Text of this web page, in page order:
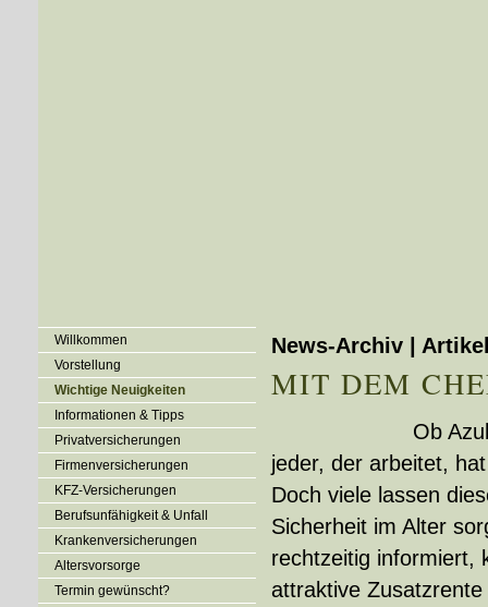
Willkommen
Vorstellung
Wichtige Neuigkeiten
Informationen & Tipps
Privatversicherungen
Firmenversicherungen
KFZ-Versicherungen
Berufsunfähigkeit & Unfall
Kranken­ver­si­che­rungen
Alters­vorsorge
Termin gewünscht?
News-Archiv |
MIT DEM
Ob
jeder, der arbeitet,
Doch viele lassen
Sicherheit im Alter
rechtzeitig informiert,
attraktive